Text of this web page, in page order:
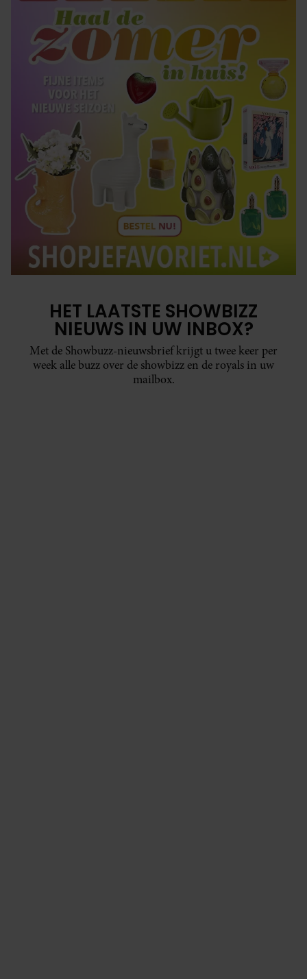
HET LAATSTE SHOWBIZZ
NIEUWS IN UW INBOX?
Met de Showbuzz-nieuwsbrief krijgt u twee keer per
week alle buzz over de showbizz en de royals in uw
mailbox.